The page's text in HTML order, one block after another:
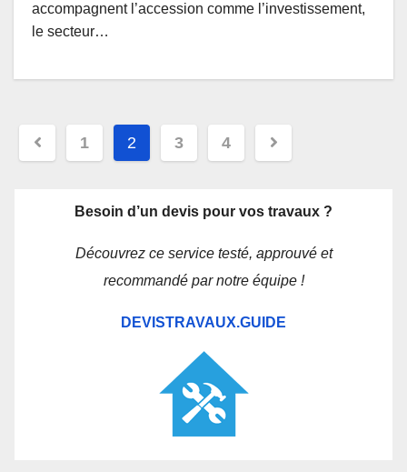
accompagnent l’accession comme l’investissement,
le secteur…
Navigation
articles
1 2 3 4
Besoin d’un devis pour vos travaux ?
Découvrez ce service testé, approuvé et
recommandé par notre équipe !
DEVISTRAVAUX.GUIDE